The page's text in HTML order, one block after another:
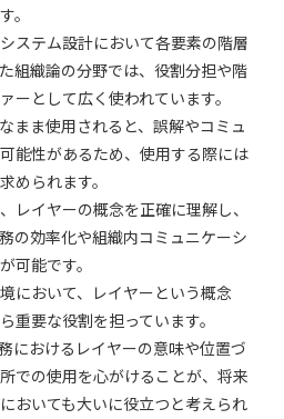
。
ステム設計において各要素の階層
組織論の分野では、役割分担や階
ーとして広く使われています。
まま使用されると、誤解やコミュ
能性があるため、使用する際には
められます。
レイヤーの概念を正確に理解し、
の効率化や組織内コミュニケーシ
可能です。
において、レイヤーという概念
重要な役割を担っています。
におけるレイヤーの意味や位置づ
での使用を心がけることが、将来
おいても大いに役立つと考えられ